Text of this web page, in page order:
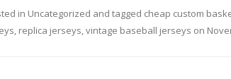
in Uncategorized and tagged cheap custom
, replica jerseys,vintage baseball jerseys on